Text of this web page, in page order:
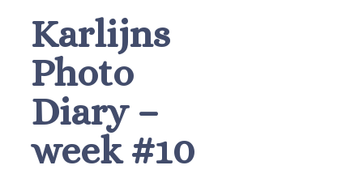
Karlijns
Photo
Diary –
week #10